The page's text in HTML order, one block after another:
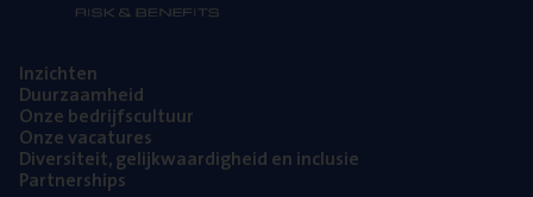
Inzich­ten
Duur­zaam­heid
Onze bedrijfs­cul­tuur
Onze vaca­tu­res
Diver­si­teit, gelijk­waar­dig­heid en inclusie
Part­ner­ships